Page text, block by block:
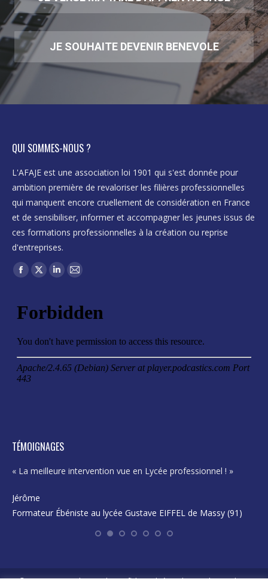
JE SOUHAITE DEVENIR BENEVOLE
QUI SOMMES-NOUS ?
L'AFAJE est une association loi 1901 qui s'est donnée pour
ambition première de revaloriser les filières professionnelles
qui manquent encore cruellement de considération en France
et de sensibiliser, informer et accompagner les jeunes issus de
ces formations professionnelles à la création ou reprise
d'entreprises.
Trouvez nous sur :
Facebook
opens
new
window
X
opens
new
window
LinkedIn
opens
new
window
Mail
opens
new
window
TÉMOIGNAGES
« La meilleure intervention vue en Lycée professionnel ! »
Jérôme
Formateur Ébéniste au lycée Gustave EIFFEL de Massy (91)
©2026 AFAJE -Politique de confidentialité-Politique des cookies